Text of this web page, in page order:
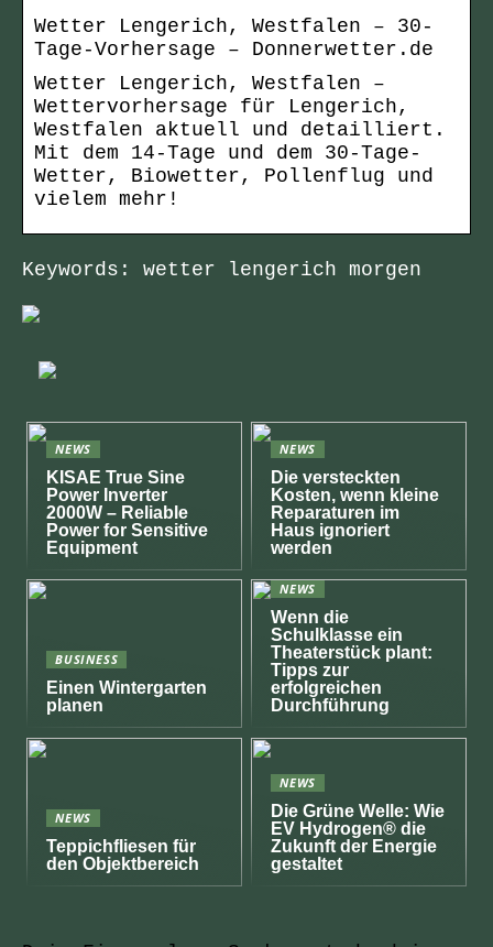
Wetter Lengerich, Westfalen – 30-
Tage-Vorhersage – Donnerwetter.de
Wetter Lengerich, Westfalen –
Wettervorhersage für Lengerich,
Westfalen aktuell und detailliert.
Mit dem 14-Tage und dem 30-Tage-
Wetter, Biowetter, Pollenflug und
vielem mehr!
Keywords: wetter lengerich morgen
NEWS
KISAE True Sine
Power Inverter
2000W – Reliable
Power for Sensitive
Equipment
NEWS
Die versteckten
Kosten, wenn kleine
Reparaturen im
Haus ignoriert
werden
BUSINESS
Einen Wintergarten
planen
NEWS
Wenn die
Schulklasse ein
Theaterstück plant:
Tipps zur
erfolgreichen
Durchführung
NEWS
Teppichfliesen für
den Objektbereich
NEWS
Die Grüne Welle: Wie
EV Hydrogen® die
Zukunft der Energie
gestaltet